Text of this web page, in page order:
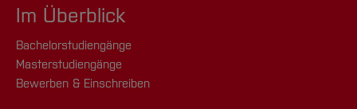
Im Überblick
Bachelorstudiengänge
Masterstudiengänge
Bewerben & Einschreiben